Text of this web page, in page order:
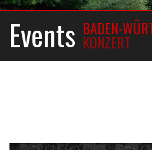
Events BADEN-
KONZERT